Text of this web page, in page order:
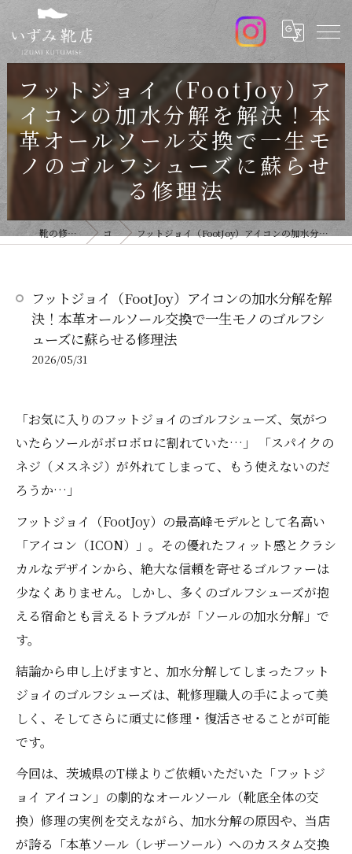
フットジョイ（FootJoy）ア
イコンの加水分解を解決！本
革オールソール交換で一生モ
ノのゴルフシューズに蘇らせ
る修理法
靴の修理ならいずみ靴店 コラム フットジョイ（FootJoy）アイコンの加水分解を解決！本革オールソール交換で一生モノのゴルフシューズに蘇らせる修理法
フットジョイ（FootJoy）アイコンの加水分解を解
決！本革オールソール交換で一生モノのゴルフシ
ューズに蘇らせる修理法
2026/05/31
「お気に入りのフットジョイのゴルフシューズ、気がつ
いたらソールがボロボロに割れていた…」 「スパイクの
ネジ（メスネジ）が外れてしまって、もう使えないのだ
ろうか…」
フットジョイ（FootJoy）の最高峰モデルとして名高い
「アイコン（ICON）」。その優れたフィット感とクラシ
カルなデザインから、絶大な信頼を寄せるゴルファーは
少なくありません。しかし、多くのゴルフシューズが抱
える宿命とも言えるトラブルが「ソールの加水分解」で
す。
結論から申し上げますと、加水分解してしまったフット
ジョイのゴルフシューズは、靴修理職人の手によって美
しく、そしてさらに頑丈に修理・復活させることが可能
です。
今回は、茨城県のT様よりご依頼いただいた「フットジ
ョイ アイコン」の劇的なオールソール（靴底全体の交
換）修理の実例を交えながら、加水分解の原因や、当店
が誇る「本革ソール（レザーソール）へのカスタム交換